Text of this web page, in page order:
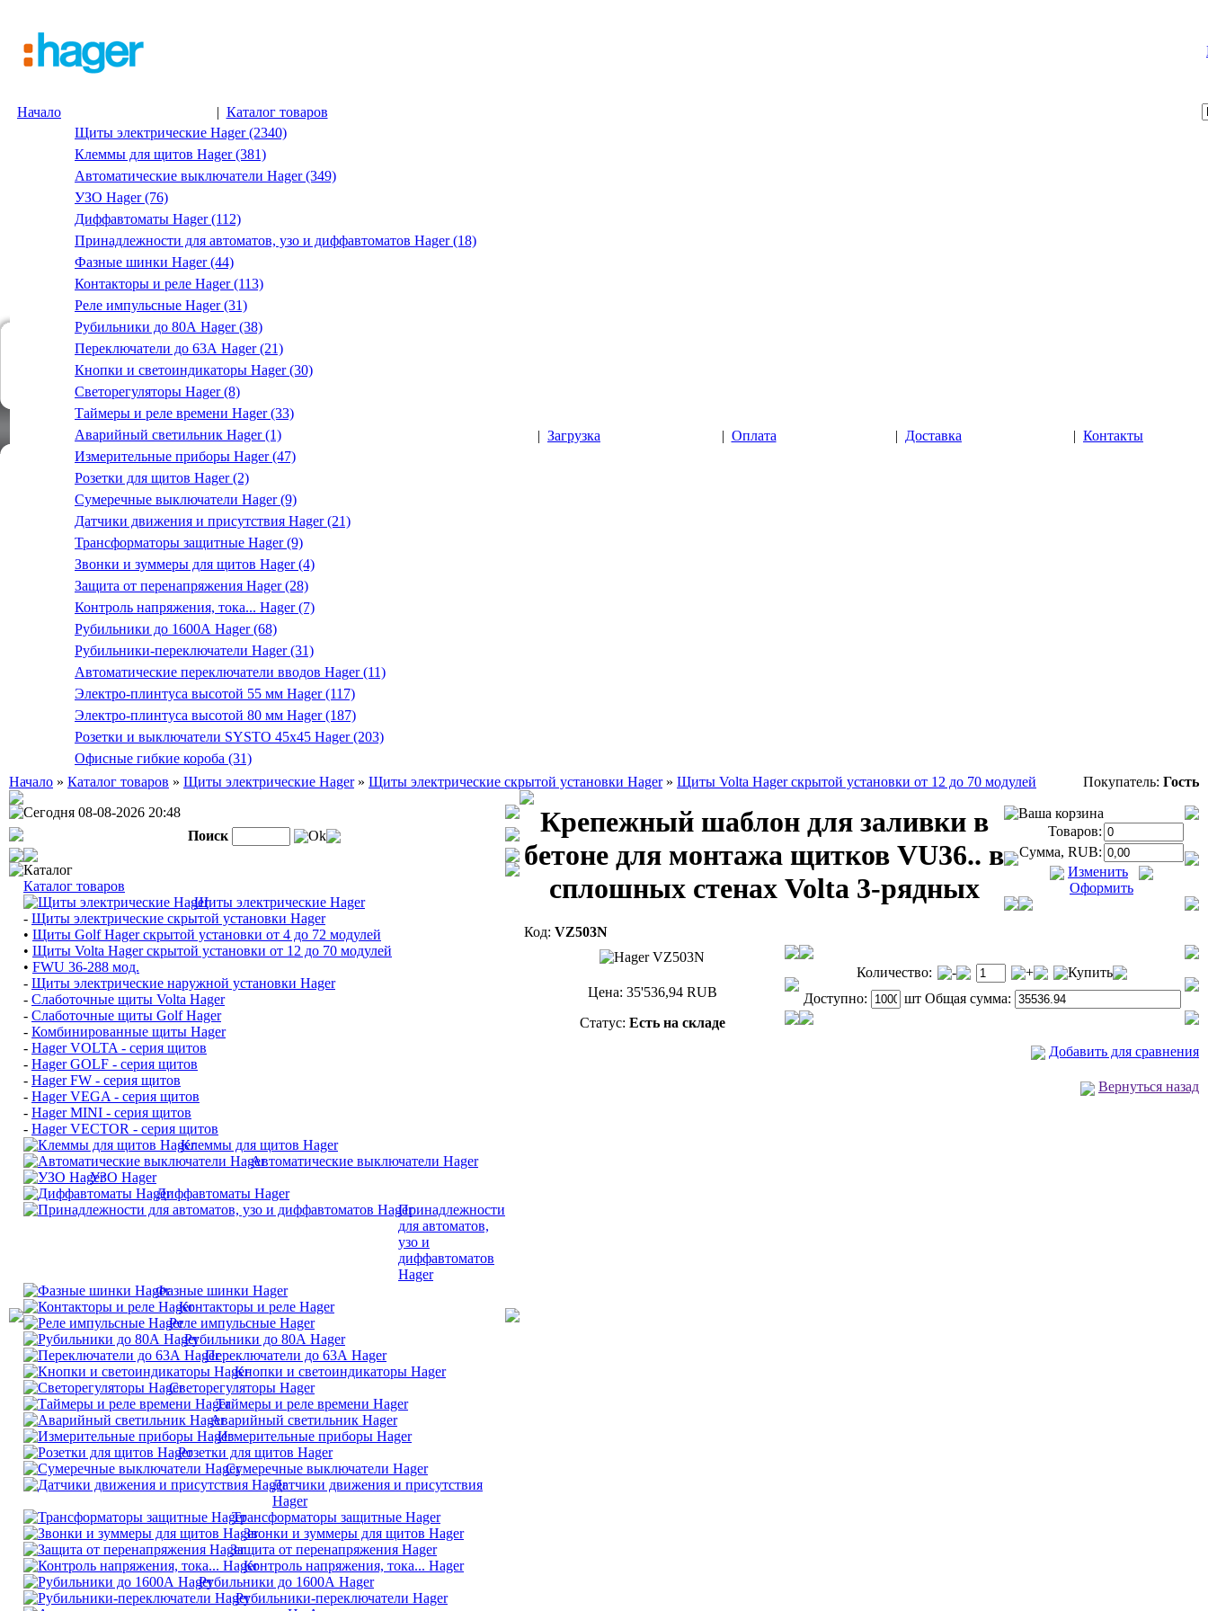
Начало | Каталог товаров
Щиты электрические Hager (2340)
Клеммы для щитов Hager (381)
Автоматические выключатели Hager (349)
УЗО Hager (76)
Диффавтоматы Hager (112)
Принадлежности для автоматов, узо и диффавтоматов Hager (18)
Фазные шинки Hager (44)
Контакторы и реле Hager (113)
Реле импульсные Hager (31)
Рубильники до 80А Hager (38)
Переключатели до 63А Hager (21)
Кнопки и светоиндикаторы Hager (30)
Светорегуляторы Hager (8)
Таймеры и реле времени Hager (33)
Аварийный светильник Hager (1)
Измерительные приборы Hager (47)
Розетки для щитов Hager (2)
Сумеречные выключатели Hager (9)
Датчики движения и присутствия Hager (21)
Трансформаторы защитные Hager (9)
Звонки и зуммеры для щитов Hager (4)
Защита от перенапряжения Hager (28)
Контроль напряжения, тока... Hager (7)
Рубильники до 1600А Hager (68)
Рубильники-переключатели Hager (31)
Автоматические переключатели вводов Hager (11)
Электро-плинтуса высотой 55 мм Hager (117)
Электро-плинтуса высотой 80 мм Hager (187)
Розетки и выключатели SYSTO 45х45 Hager (203)
Офисные гибкие короба (31)
| Загрузка | Оплата | Доставка | Контакты
Начало » Каталог товаров » Щиты электрические Hager» Щиты электрические скрытой установки Hager» Щиты Volta Hager скрытой установки от 12 до 70 модулей Покупатель: Гость
Сегодня 08-08-2026 20:48
Поиск
Ok
Каталог
Каталог товаров
Щиты электрические Hager
- Щиты электрические скрытой установки Hager
• Щиты Golf Hager скрытой установки от 4 до 72 модулей
• Щиты Volta Hager скрытой установки от 12 до 70 модулей
• FWU 36-288 мод.
- Щиты электрические наружной установки Hager
- Слаботочные щиты Volta Hager
- Слаботочные щиты Golf Hager
- Комбинированные щиты Hager
- Hager VOLTA - серия щитов
- Hager GOLF - серия щитов
- Hager FW - серия щитов
- Hager VEGA - серия щитов
- Hager MINI - серия щитов
- Hager VECTOR - серия щитов
Клеммы для щитов Hager
Автоматические выключатели Hager
УЗО Hager
Диффавтоматы Hager
Принадлежности
для автоматов,
узо и
диффавтоматов
Hager
Фазные шинки Hager
Контакторы и реле Hager
Реле импульсные Hager
Рубильники до 80А Hager
Переключатели до 63А Hager
Кнопки и светоиндикаторы Hager
Светорегуляторы Hager
Таймеры и реле времени Hager
Аварийный светильник Hager
Измерительные приборы Hager
Розетки для щитов Hager
Сумеречные выключатели Hager
Датчики движения и присутствия
Hager
Трансформаторы защитные Hager
Звонки и зуммеры для щитов Hager
Защита от перенапряжения Hager
Контроль напряжения, тока... Hager
Рубильники до 1600А Hager
Рубильники-переключатели Hager
Крепежный шаблон для заливки в
бетоне для монтажа щитков VU36.. в
сплошных стенах Volta 3-рядных
Код: VZ503N
Ваша корзина
Товаров:
Сумма, RUB:
Изменить
Оформить
Цена: 35'536,94RUB
Статус: Есть на складе
Количество: - +
Купить
Доступно:
шт Общая сумма:
Добавить для сравнения
Вернуться назад